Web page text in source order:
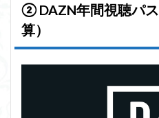
②DAZN年間視聴パ
算）